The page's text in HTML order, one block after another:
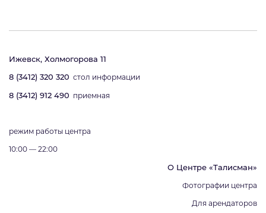
Ижевск, Холмогорова 11
8 (3412) 320 320 стол информации
8 (3412) 912 490 приемная
режим работы центра
10:00 — 22:00
О Центре «Талисман»
Фотографии центра
Для арендаторов